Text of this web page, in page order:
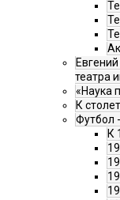
театра
«Наука
К
Футбол
К